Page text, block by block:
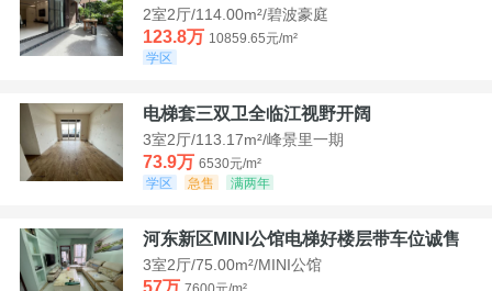
2室2厅/114.00m²/碧波豪庭
123.8万 10859.65元/m²
学区
电梯套三双卫全临江视野开阔
3室2厅/113.17m²/峰景里一期
73.9万 6530元/m²
学区
急售 满两年
河东新区MINI公馆电梯好楼层带车位诚售
3室2厅/75.00m²/MINI公馆
57万